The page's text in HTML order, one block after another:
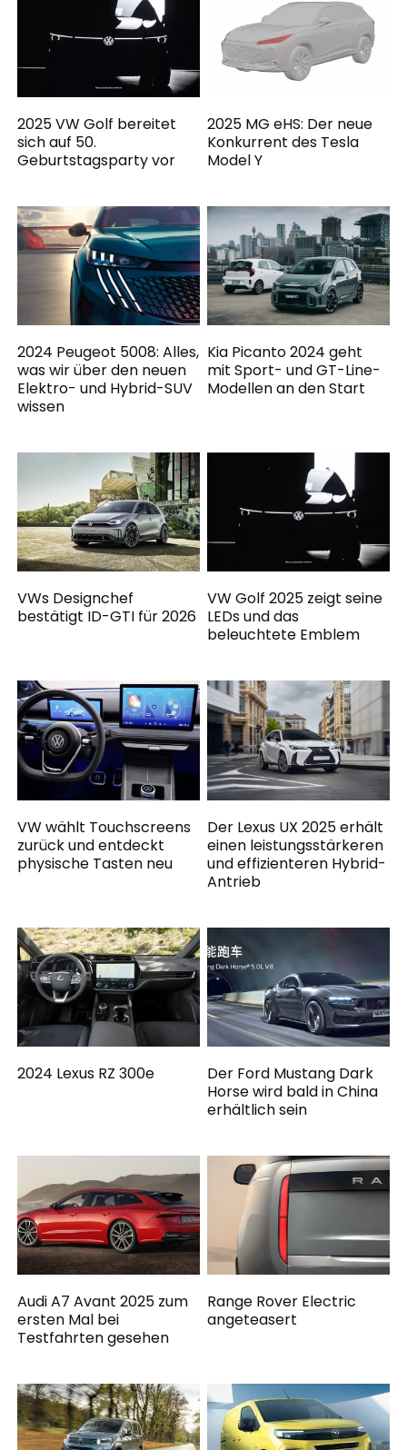
2025 VW Golf bereitet
sich auf 50.
Geburtstagsparty vor
2025 MG eHS: Der neue
Konkurrent des Tesla
Model Y
2024 Peugeot 5008: Alles,
was wir über den neuen
Elektro- und Hybrid-SUV
wissen
Kia Picanto 2024 geht
mit Sport- und GT-Line-
Modellen an den Start
VWs Designchef
bestätigt ID-GTI für 2026
VW Golf 2025 zeigt seine
LEDs und das
beleuchtete Emblem
VW wählt Touchscreens
zurück und entdeckt
physische Tasten neu
Der Lexus UX 2025 erhält
einen leistungsstärkeren
und effizienteren Hybrid-
Antrieb
2024 Lexus RZ 300e
Der Ford Mustang Dark
Horse wird bald in China
erhältlich sein
Audi A7 Avant 2025 zum
ersten Mal bei
Testfahrten gesehen
Range Rover Electric
angeteasert